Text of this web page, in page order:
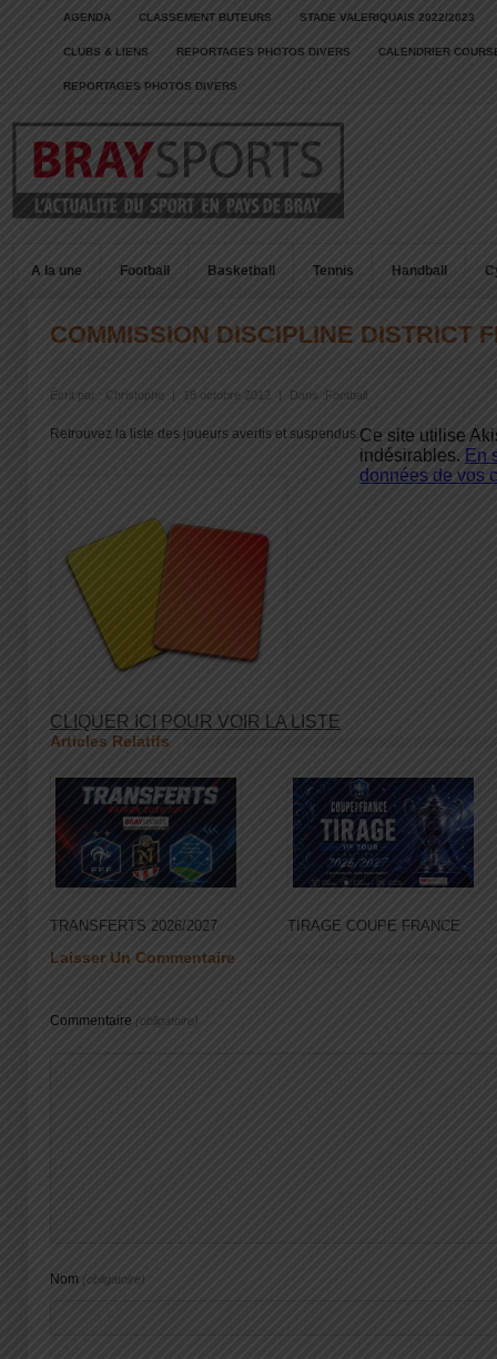
AGENDA CLASSEMENT BUTEURS STADE VALERIQUAIS 2022/2023
CLUBS & LIENS REPORTAGES PHOTOS DIVERS CALENDRIER
REPORTAGES PHOTOS DIVERS
A la une Football Basketball Tennis Handball
COMMISSION DISCIPLINE DISTRICT
Écrit par : Christophe 18 octobre 2012 Dans : Football
Retrouvez la liste des joueurs avertis et suspendus.
CLIQUER ICI POUR VOIR LA LISTE
Articles Relatifs
TRANSFERTS 2026/2027 TIRAGE COUPE FRANCE
Laisser Un Commentaire
Commentaire (obligatoire)
Nom (obligatoire)
Ce site utilise
indésirables. En
données de vos